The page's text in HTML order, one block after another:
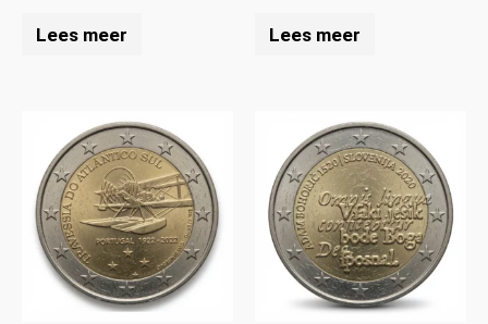
Lees meer Lees meer